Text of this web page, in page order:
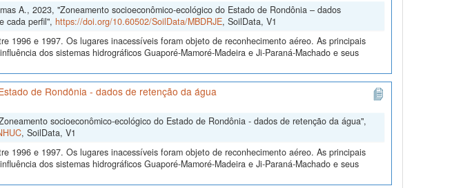
A., 2023, "Zoneamento socioeconômico-ecológico do Estado de Rondônia – dados
cada perfil", https://doi.org/10.60502/SoilData/MBDRJE, SoilData, V1
1996 e 1997. Os lugares inacessíveis foram objeto de reconhecimento aéreo. As principais
dos sistemas hidrográficos Guaporé-Mamoré-Madeira e Ji-Paraná-Machado e seus
de Rondônia - dados de retenção da água
socioeconômico-ecológico do Estado de Rondônia - dados de retenção da água",
, SoilData, V1
1996 e 1997. Os lugares inacessíveis foram objeto de reconhecimento aéreo. As principais
dos sistemas hidrográficos Guaporé-Mamoré-Madeira e Ji-Paraná-Machado e seus